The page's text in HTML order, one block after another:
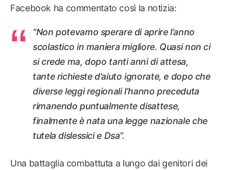
Facebook ha commentato così la notizia:
“Non potevamo sperare di aprire l’anno
scolastico in maniera migliore. Quasi non ci
si crede ma, dopo tanti anni di attesa,
tante richieste d’aiuto ignorate, e dopo che
diverse leggi regionali l’hanno preceduta
rimanendo puntualmente disattese,
finalmente è nata una legge nazionale che
tutela dislessici e Dsa”.
Una battaglia combattuta a lungo dai genitori dei